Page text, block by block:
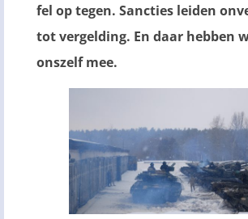
fel op tegen. Sancties leiden
tot vergelding. En daar hebben
onszelf mee.